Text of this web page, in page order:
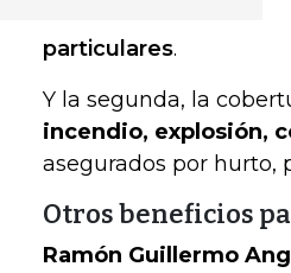
particulares.
Y la segunda, la
incendio, explosión,
asegurados por hurto,
Otros beneficios
Ramón Guillermo